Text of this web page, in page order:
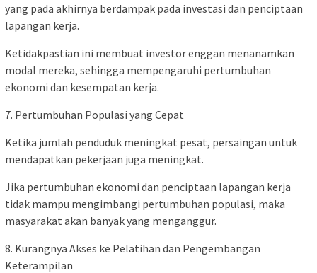
yang pada akhirnya berdampak pada investasi dan penciptaan
lapangan kerja.
Ketidakpastian ini membuat investor enggan menanamkan
modal mereka, sehingga mempengaruhi pertumbuhan
ekonomi dan kesempatan kerja.
7. Pertumbuhan Populasi yang Cepat
Ketika jumlah penduduk meningkat pesat, persaingan untuk
mendapatkan pekerjaan juga meningkat.
Jika pertumbuhan ekonomi dan penciptaan lapangan kerja
tidak mampu mengimbangi pertumbuhan populasi, maka
masyarakat akan banyak yang menganggur.
8. Kurangnya Akses ke Pelatihan dan Pengembangan
Keterampilan